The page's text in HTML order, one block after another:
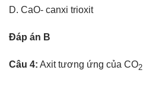
D. CaO- canxi trioxit
Đáp án B
Câu 4: Axit tương ứng của CO2